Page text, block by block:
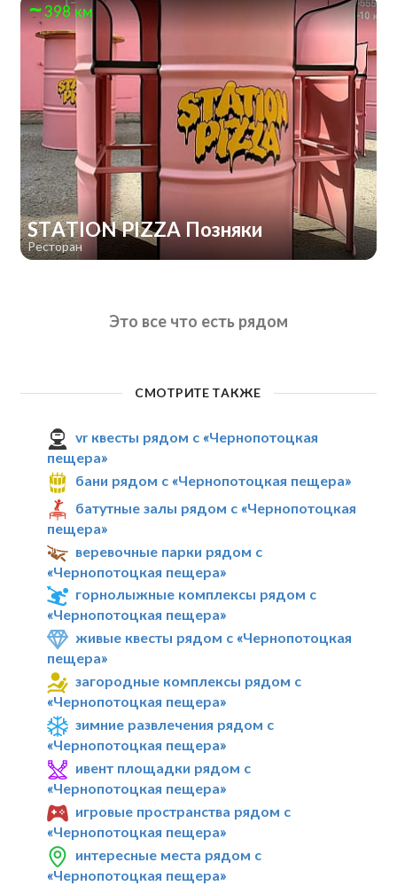
398 км
STATION PIZZA Позняки
Ресторан
Это все что есть рядом
СМОТРИТЕ ТАКЖЕ
vr квесты рядом с «Чернопотоцкая
пещера»
бани рядом с «Чернопотоцкая пещера»
батутные залы рядом с «Чернопотоцкая
пещера»
веревочные парки рядом с
«Чернопотоцкая пещера»
горнолыжные комплексы рядом с
«Чернопотоцкая пещера»
живые квесты рядом с «Чернопотоцкая
пещера»
загородные комплексы рядом с
«Чернопотоцкая пещера»
зимние развлечения рядом с
«Чернопотоцкая пещера»
ивент площадки рядом с
«Чернопотоцкая пещера»
игровые пространства рядом с
«Чернопотоцкая пещера»
интересные места рядом с
«Чернопотоцкая пещера»